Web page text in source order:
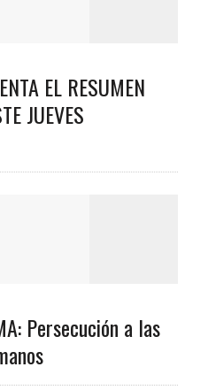
EL RESUMEN
JUEVES
Persecución a las